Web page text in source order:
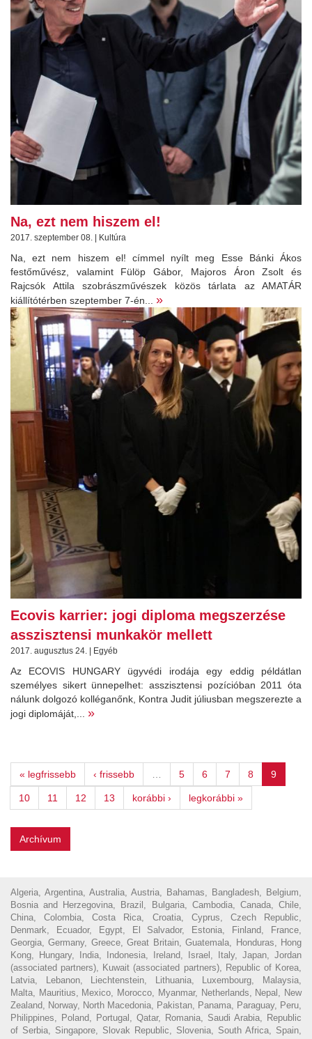
Na, ezt nem hiszem el!
2017. szeptember 08. | Kultúra
Na, ezt nem hiszem el! címmel nyílt meg Esse Bánki Ákos
festőművész, valamint Fülöp Gábor, Majoros Áron Zsolt és
Rajcsók Attila szobrászművészek közös tárlata az AMATÁR
kiállítótérben szeptember 7-én... »
Ecovis karrier: jogi diploma megszerzése
asszisztensi munkakör mellett
2017. augusztus 24. | Egyéb
Az ECOVIS HUNGARY ügyvédi irodája egy eddig példátlan
személyes sikert ünnepelhet: asszisztensi pozícióban 2011 óta
nálunk dolgozó kolléganőnk, Kontra Judit júliusban megszerezte a
jogi diplomáját,... »
« legfrissebb ‹ frissebb 5 6 7 8 9
10 11 12 13 korábbi › legkorábbi »
Archívum
Algeria, Argentina, Australia, Austria, Bahamas, Bangladesh, Belgium,
Bosnia and Herzegovina, Brazil, Bulgaria, Cambodia, Canada, Chile,
China, Colombia, Costa Rica, Croatia, Cyprus, Czech Republic,
Denmark, Ecuador, Egypt, El Salvador, Estonia, Finland, France,
Georgia, Germany, Greece, Great Britain, Guatemala, Honduras, Hong
Kong, Hungary, India, Indonesia, Ireland, Israel, Italy, Japan, Jordan
(associated partners), Kuwait (associated partners), Republic of Korea,
Latvia, Lebanon, Liechtenstein, Lithuania, Luxembourg, Malaysia,
Malta, Mauritius, Mexico, Morocco, Myanmar, Netherlands, Nepal, New
Zealand, Norway, North Macedonia, Pakistan, Panama, Paraguay, Peru,
Philippines, Poland, Portugal, Qatar, Romania, Saudi Arabia, Republic
of Serbia, Singapore, Slovak Republic, Slovenia, South Africa, Spain,